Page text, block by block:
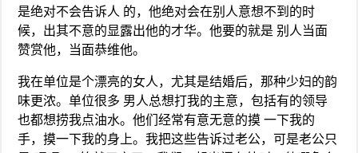
是绝对不会告诉人 的，他绝对会在别人意想不到的时
候，出其不意的显露出他的才华。他要的就是 别人当面
赞赏他，当面恭维他。
我在单位是个漂亮的女人，尤其是结婚后，那种少妇的韵
味更浓。单位很多 男人总想打我的主意，包括有的领导
也都想捞我点油水。他们经常有意无意的摸 一下我的
手，摸一下我的身上。我把这些告诉过老公，可是老公只